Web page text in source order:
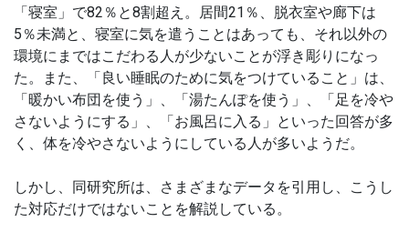
「寝室」で82％と8割超え。居間21％、脱衣室や廊下は
5％未満と、寝室に気を遣うことはあっても、それ以外の
環境にまではこだわる人が少ないことが浮き彫りになっ
た。また、「良い睡眠のために気をつけていること」は、
「暖かい布団を使う」、「湯たんぽを使う」、「足を冷や
さないようにする」、「お風呂に入る」といった回答が多
く、体を冷やさないようにしている人が多いようだ。
しかし、同研究所は、さまざまなデータを引用し、こうし
た対応だけではないことを解説している。